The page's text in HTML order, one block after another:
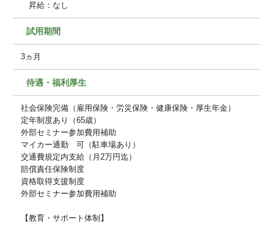
昇給：なし
試用期間
3ヵ月
待遇・福利厚生
社会保険完備（雇用保険・労災保険・健康保険・厚生年金）
定年制度あり（65歳）
外部セミナー参加費用補助
マイカー通勤 可（駐車場あり）
交通費規定内支給（月2万円迄）
賠償責任保険制度
資格取得支援制度
外部セミナー参加費用補助
【教育・サポート体制】